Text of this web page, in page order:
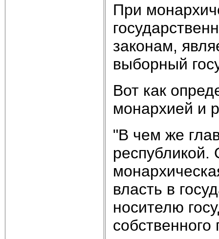
При
законам,
выборный
Вот как
монархией и
"В чем же
власть в
носителю
собственного